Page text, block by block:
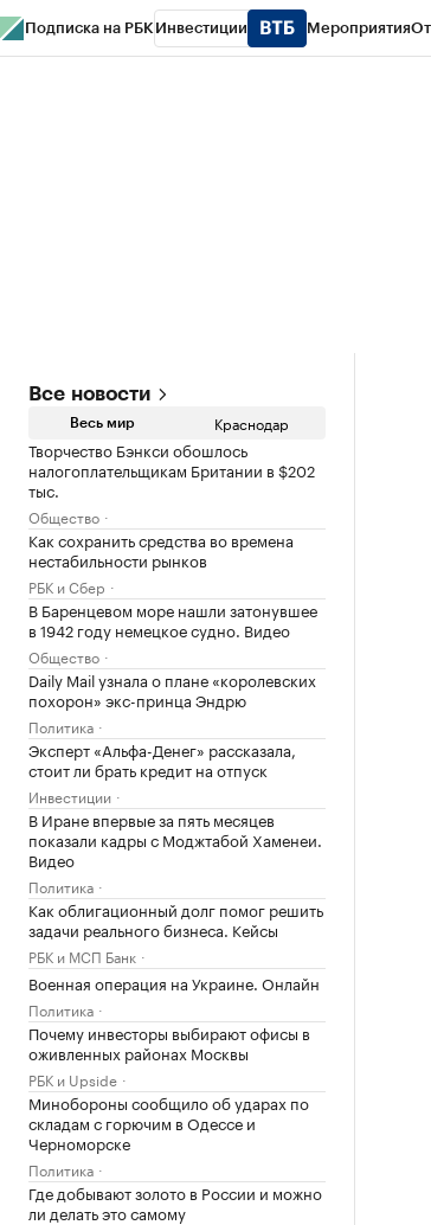
Подписка на РБК Инвестиции Мероприятия
Все новости
Весь мир Краснодар
Творчество Бэнкси обошлось
налогоплательщикам Британии в $202
тыс.
Общество
Как сохранить средства во времена
нестабильности рынков
РБК и Сбер
В Баренцевом море нашли затонувшее
в 1942 году немецкое судно. Видео
Общество
Daily Mail узнала о плане «королевских
похорон» экс-принца Эндрю
Политика
Эксперт «Альфа-Денег» рассказала,
стоит ли брать кредит на отпуск
Инвестиции
В Иране впервые за пять месяцев
показали кадры с Моджтабой Хаменеи.
Видео
Политика
Как облигационный долг помог решить
задачи реального бизнеса. Кейсы
РБК и МСП Банк
Военная операция на Украине. Онлайн
Политика
Почему инвесторы выбирают офисы в
оживленных районах Москвы
РБК и Upside
Минобороны сообщило об ударах по
складам с горючим в Одессе и
Черноморске
Политика
Где добывают золото в России и можно
ли делать это самому